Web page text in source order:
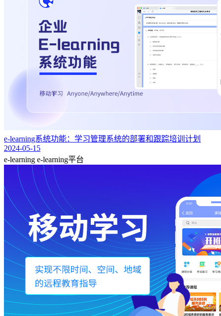
e-learning系统功能：学习管理系统的部署和跟踪培训计划
2024-05-15
e-learning e-learning平台